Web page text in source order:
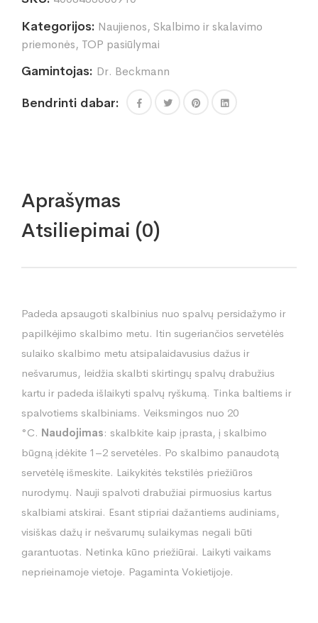
servetėlės
100vnt.
Kategorijos: Naujienos, Skalbimo ir skalavimo
priemonės, TOP pasiūlymai
Gamintojas: Dr. Beckmann
Bendrinti dabar:
Aprašymas
Atsiliepimai (0)
Padeda apsaugoti skalbinius nuo spalvų persidažymo ir
papilkėjimo skalbimo metu. Itin sugeriančios servetėlės
sulaiko skalbimo metu atsipalaidavusius dažus ir
nešvarumus, leidžia skalbti skirtingų spalvų drabužius
kartu ir padeda išlaikyti spalvų ryškumą. Tinka baltiems ir
spalvotiems skalbiniams. Veiksmingos nuo 20
°C. Naudojimas: skalbkite kaip įprasta, į skalbimo
būgną įdėkite 1–2 servetėles. Po skalbimo panaudotą
servetėlę išmeskite. Laikykitės tekstilės priežiūros
nurodymų. Nauji spalvoti drabužiai pirmuosius kartus
skalbiami atskirai. Esant stipriai dažantiems audiniams,
visiškas dažų ir nešvarumų sulaikymas negali būti
garantuotas. Netinka kūno priežiūrai. Laikyti vaikams
neprieinamoje vietoje. Pagaminta Vokietijoje.